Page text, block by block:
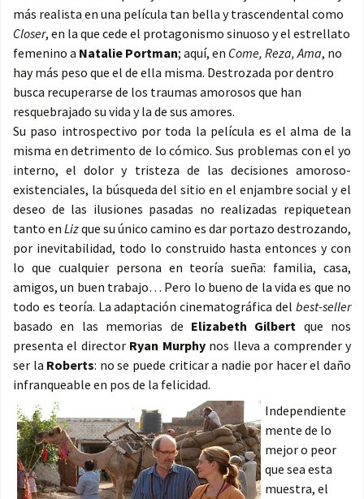
más realista en una película tan bella y trascendental como
Closer, en la que cede el protagonismo sinuoso y el estrellato
femenino a Natalie Portman; aquí, en Come, Reza, Ama, no
hay más peso que el de ella misma. Destrozada por dentro
busca recuperarse de los traumas amorosos que han
resquebrajado su vida y la de sus amores.
Su paso introspectivo por toda la película es el alma de la
misma en detrimento de lo cómico. Sus problemas con el yo
interno, el dolor y tristeza de las decisiones amoroso-
existenciales, la búsqueda del sitio en el enjambre social y el
deseo de las ilusiones pasadas no realizadas repiquetean
tanto en Lizque su único camino es dar portazo destrozando,
por inevitabilidad, todo lo construido hasta entonces y con
lo que cualquier persona en teoría sueña: familia, casa,
amigos, un buen trabajo… Pero lo bueno de la vida es que no
todo es teoría. La adaptación cinematográfica del best-seller
basado en las memorias de Elizabeth Gilbert que nos
presenta el director Ryan Murphynos lleva a comprender y
ser la Roberts: no se puede criticar a nadie por hacer el daño
infranqueable en pos de la felicidad.
Independiente
mente de lo
mejor o peor
que sea esta
muestra, el